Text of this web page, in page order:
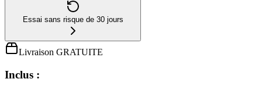
Essai sans risque de 30 jours
Livraison GRATUITE
Inclus :